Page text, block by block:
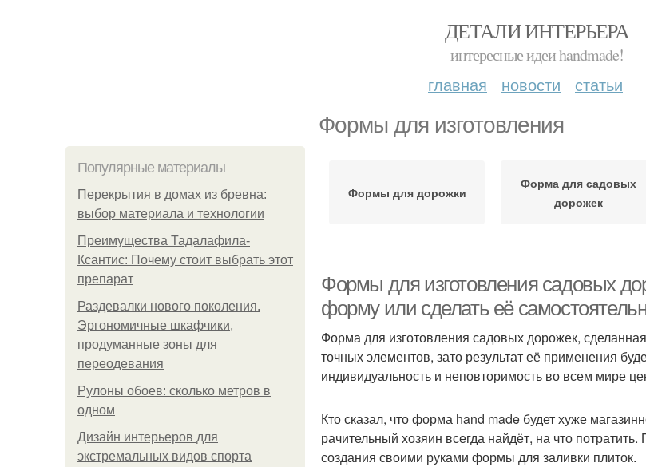
ДЕТАЛИ ИНТЕРЬЕРА
интересные идеи handmade!
главная новости статьи
Формы для изготовления
Популярные материалы
Перекрытия в домах из бревна:
выбор материала и технологии
Преимущества Тадалафила-
Ксантис: Почему стоит выбрать этот
препарат
Раздевалки нового поколения.
Эргономичные шкафчики,
продуманные зоны для
переодевания
Рулоны обоев: сколько метров в
одном
Дизайн интерьеров для
экстремальных видов спорта
Формы для дорожки
Форма для садовых
дорожек
Формы для изготовления садовых
форму или сделать её
Форма для изготовления садовых дорожек,
точных элементов, зато результат её применения
индивидуальность и неповторимость во всем мире
Кто сказал, что форма hand made будет хуже
рачительный хозяин всегда найдёт, на что
создания своими руками формы для заливки плиток.